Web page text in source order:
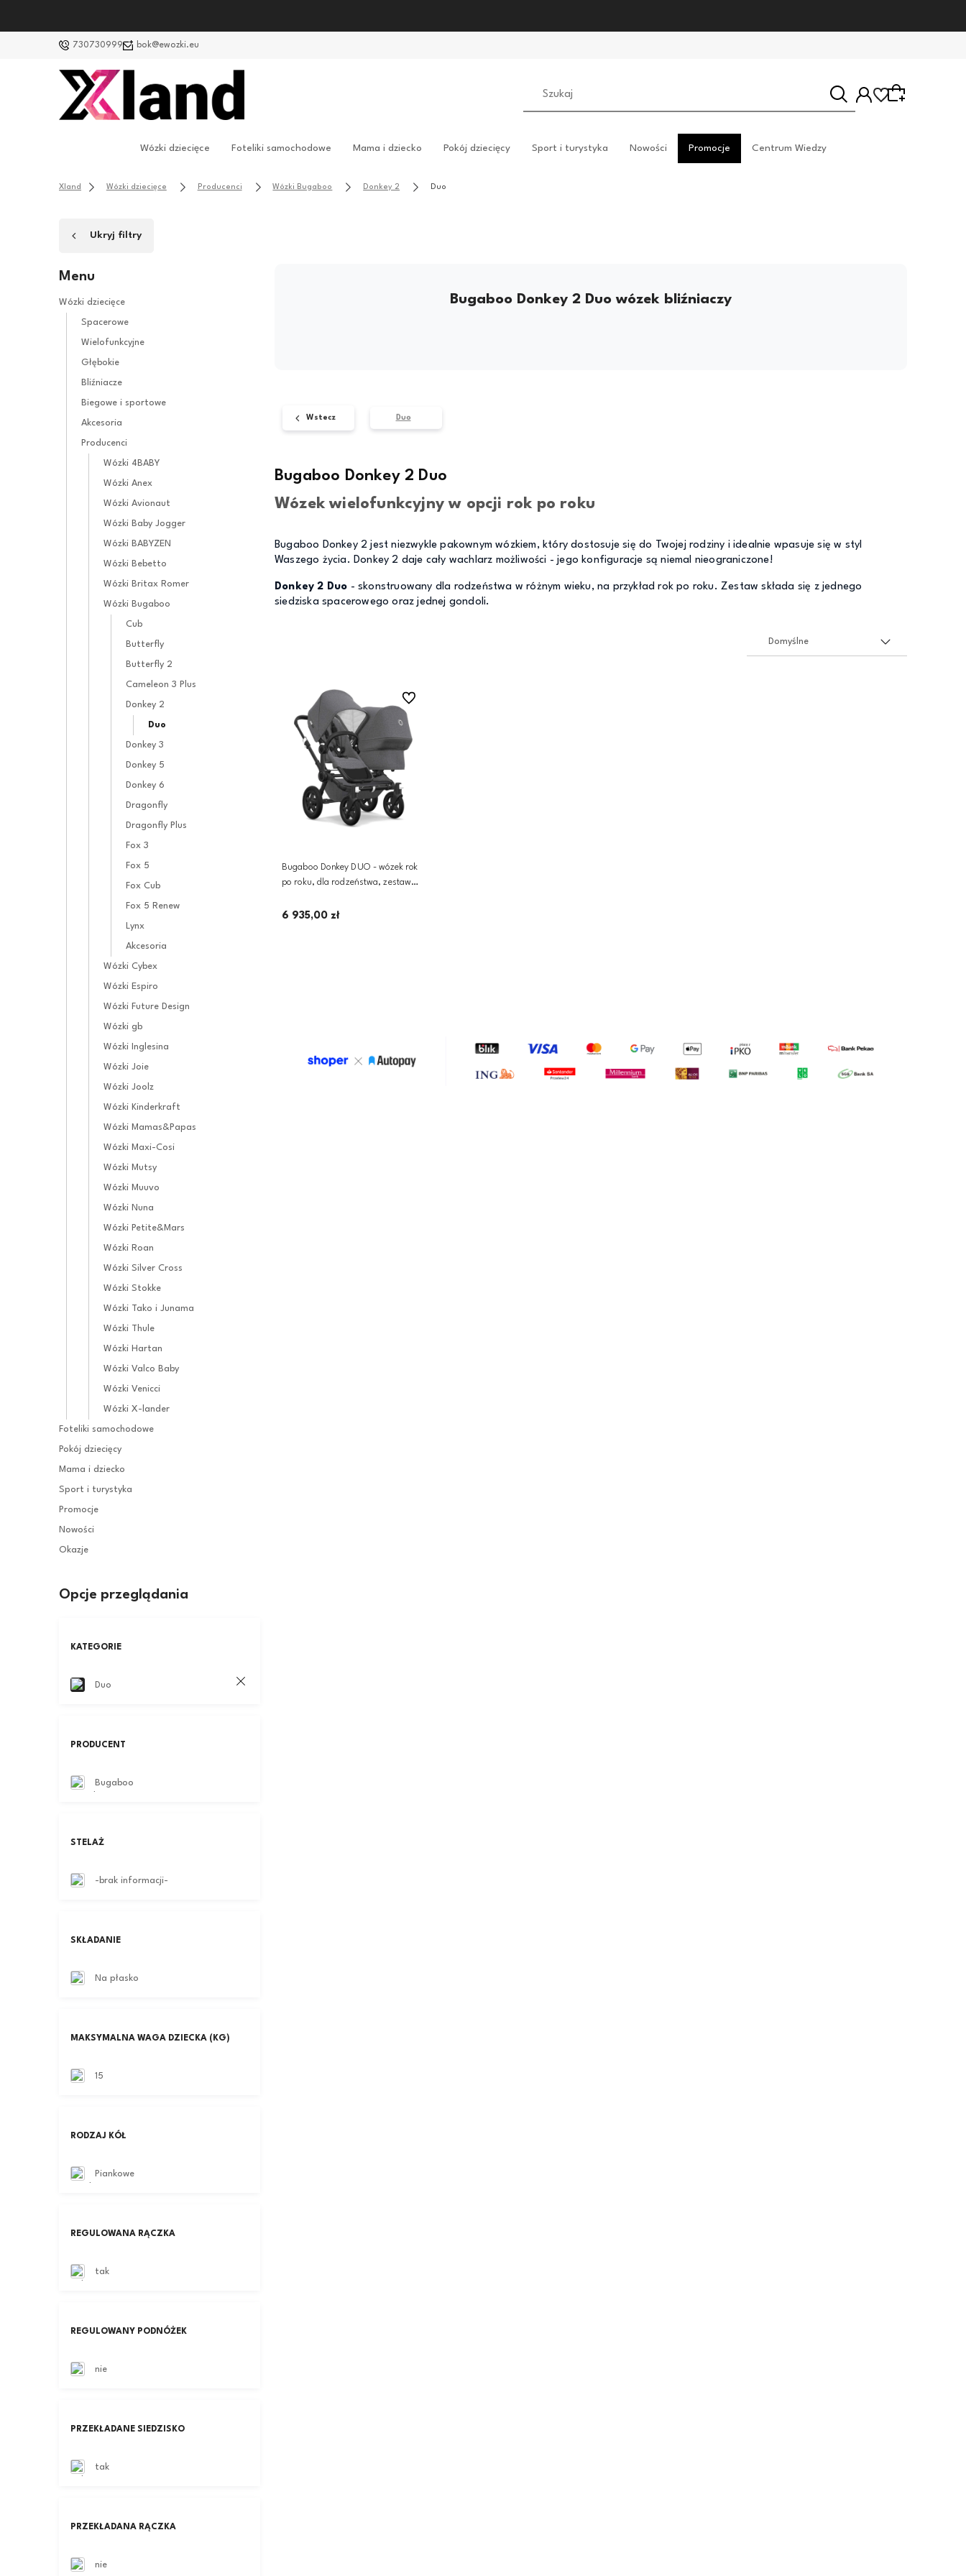
730730999 bok@ewozki.eu
Wózki dziecięce Foteliki samochodowe Mama i dziecko Pokój dziecięcy Sport i turystyka Nowości Promocje Centrum Wiedzy
Xland Wózki dziecięce Producenci Wózki Bugaboo Donkey 2 Duo
Ukryj filtry
Menu
Wózki dziecięce
Spacerowe
Wielofunkcyjne
Głębokie
Bliźniacze
Biegowe i sportowe
Akcesoria
Producenci
Wózki 4BABY
Wózki Anex
Wózki Avionaut
Wózki Baby Jogger
Wózki BABYZEN
Wózki Bebetto
Wózki Britax Romer
Wózki Bugaboo
Cub
Butterfly
Butterfly 2
Cameleon 3 Plus
Donkey 2
Duo
Donkey 3
Donkey 5
Donkey 6
Dragonfly
Dragonfly Plus
Fox 3
Fox 5
Fox Cub
Fox 5 Renew
Lynx
Akcesoria
Wózki Cybex
Wózki Espiro
Wózki Future Design
Wózki gb
Wózki Inglesina
Wózki Joie
Wózki Joolz
Wózki Kinderkraft
Wózki Mamas&Papas
Wózki Maxi-Cosi
Wózki Mutsy
Wózki Muuvo
Wózki Nuna
Wózki Petite&Mars
Wózki Roan
Wózki Silver Cross
Wózki Stokke
Wózki Tako i Junama
Wózki Thule
Wózki Hartan
Wózki Valco Baby
Wózki Venicci
Wózki X-lander
Foteliki samochodowe
Pokój dziecięcy
Mama i dziecko
Sport i turystyka
Promocje
Nowości
Okazje
Opcje przeglądania
KATEGORIE
Duo
PRODUCENT
Bugaboo
STELAŻ
-brak informacji-
SKŁADANIE
Na płasko
MAKSYMALNA WAGA DZIECKA (KG)
15
RODZAJ KÓŁ
Piankowe
REGULOWANA RĄCZKA
tak
REGULOWANY PODNÓŻEK
nie
PRZEKŁADANE SIEDZISKO
tak
PRZEKŁADANA RĄCZKA
nie
Bugaboo Donkey 2 Duo wózek bliźniaczy
Wstecz Duo
Bugaboo Donkey 2 Duo
Wózek wielofunkcyjny w opcji rok po roku
Bugaboo Donkey 2 jest niezwykle pakownym wózkiem, który dostosuje się do Twojej rodziny i idealnie wpasuje się w styl
Waszego życia. Donkey 2 daje cały wachlarz możliwości - jego konfiguracje są niemal nieograniczone!
Donkey 2 Duo - skonstruowany dla rodzeństwa w różnym wieku, na przykład rok po roku. Zestaw składa się z jednego
siedziska spacerowego oraz jednej gondoli.
Bugaboo Donkey DUO - wózek rok
po roku, dla rodzeństwa, zestaw
Melange/Black, Outlet
6 935,00 zł
Do ulubionych